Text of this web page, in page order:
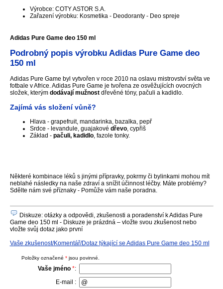
Výrobce: COTY ASTOR S.A.
Zařazení výrobku: Kosmetika - Deodoranty - Deo spreje
Adidas Pure Game deo 150 ml
Podrobný popis výrobku Adidas Pure Game deo
150 ml
Adidas Pure Game byl vytvořen v roce 2010 na oslavu mistrovství světa ve
fotbale v Africe. Adidas Pure Game je tvořena ze osvěžujících ovocných
složek, kterým dodávají mužnostdřevěné tóny, pačuli a kadidlo.
Zajímá vás složení vůně?
Hlava - grapefruit, mandarinka, bazalka, pepř
Srdce - levandule, guajakové dřevo, cypřiš
Základ - pačuli, kadidlo, fazole tonky.
Některé kombinace léků s jinými přípravky, pokrmy či bylinkami mohou mít
neblahé následky na naše zdraví a snížit účinnost léčby. Máte problémy?
Sdělte nám své příznaky - Pomůže vám naše poradna.
Diskuze: otázky a odpovědi, zkušenosti a poradenství k Adidas Pure
Game deo 150 ml - Diskuze je prázdná – vložte svou zkušenost nebo
vložte svůj dotaz jako první
Vaše zkušenost/Komentář/Dotaz týkající se Adidas Pure Game deo 150 ml
Položky označené * jsou povinné.
Vaše jméno *:
E-mail :